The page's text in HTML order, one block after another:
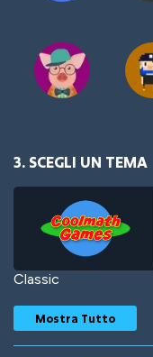
3. SCEGLI UN TEMA
Classic
Mostra Tutto